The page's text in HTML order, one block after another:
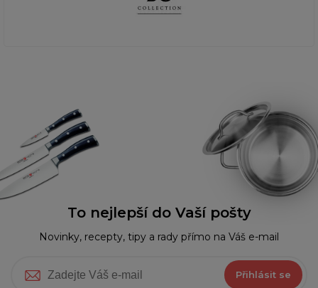
To nejlepší do Vaší pošty
Novinky, recepty, tipy a rady přímo na Váš e-mail
Přihlásit se